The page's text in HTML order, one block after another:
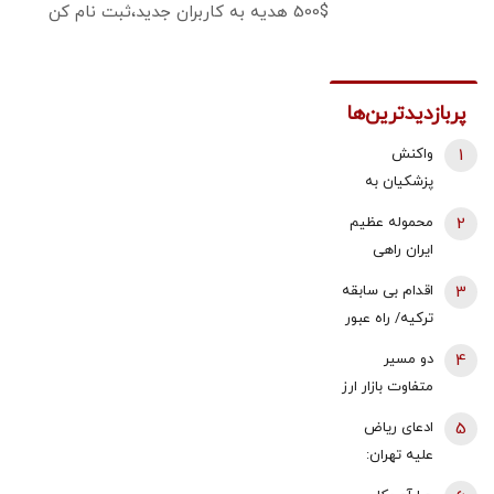
500$ هدیه به کاربران جدید،ثبت نام کن
پربازدیدترین‌ها
واکنش
پزشکیان به
دبیری شعام/
استعفا تایید
شد؟
1
محموله عظیم
ایران راهی
جزئیات
2
اقدام بی سابقه
ترکیه/ راه عبور
3
دو مسیر
متفاوت بازار ارز
یک‌کاناله دلار
در برابر جهش
4
ادعای ریاض
علیه تهران:
5